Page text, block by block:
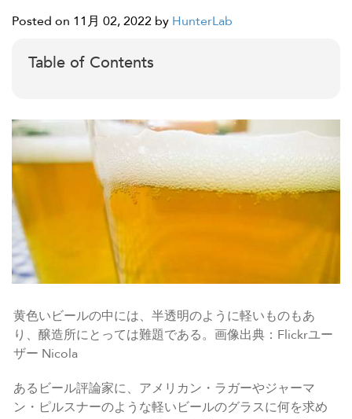
Posted on 11月 02, 2022 by HunterLab
Table of Contents
黄色いビールの中には、半透明のように軽いものもあ
り、醸造所にとっては難題である。画像出典：Flickrユー
ザー Nicola
あるビール評論家に、アメリカン・ラガーやジャーマ
ン・ピルスナーのような軽いビールのグラスに何を求め